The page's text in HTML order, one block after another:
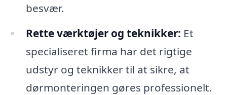
besvær.
Rette værktøjer og teknikker: Et
specialiseret firma har det rigtige
udstyr og teknikker til at sikre, at
dørmonteringen gøres professionelt.